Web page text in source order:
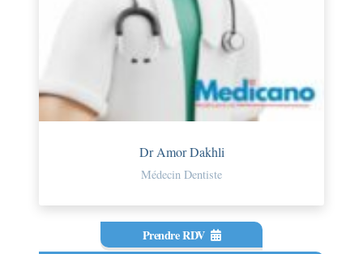
Dr Amor Dakhli
Médecin Dentiste
Prendre RDV